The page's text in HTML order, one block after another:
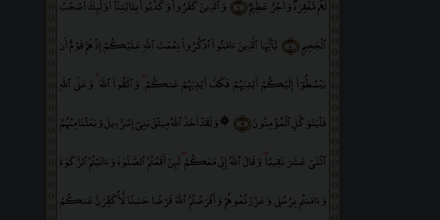
لَهُم مَّغْفِرَةٌۭ وَأَجْرٌ عَظِيمٌۭ﴿٩﴾ وَٱلَّذِينَ كَفَرُوا۟ وَكَذَّبُوا۟ بِـَٔايَٰتِنَآ أُو۟لَٰٓئِكَ أَصْحَٰبُ
ٱلْجَحِيمِ﴿١٠﴾ يَٰٓأَيُّهَا ٱلَّذِينَ ءَامَنُوا۟ ٱذْكُرُوا۟ نِعْمَتَ ٱللَّهِ عَلَيْكُمْ إِذْ هَمَّ قَوْمٌ أَن
يَبْسُطُوٓا۟ إِلَيْكُمْ أَيْدِيَهُمْ فَكَفَّ أَيْدِيَهُمْ عَنكُمْ وَٱتَّقُوا۟ ٱللَّهَ وَعَلَى ٱللَّهِ
فَلْيَتَوَكَّلِ ٱلْمُؤْمِنُونَ ﴿١١﴾ ۞ وَلَقَدْ أَخَذَ ٱللَّهُ مِيثَٰقَ بَنِىٓ إِسْرَٰٓءِيلَ وَبَعَثْنَا مِنْهُمُ
ٱثْنَىْ عَشَرَ نَقِيبًۭا وَقَالَ ٱللَّهُ إِنِّى مَعَكُمْ لَئِنْ أَقَمْتُمُ ٱلصَّلَوٰةَ وَءَاتَيْتُمُ ٱلزَّكَوٰةَ
وَءَامَنتُم بِرُسُلِى وَعَزَّرْتُمُوهُمْ وَأَقْرَضْتُمُ ٱللَّهَ قَرْضًا حَسَنًۭا لَّأُكَفِّرَنَّ عَنكُمْ